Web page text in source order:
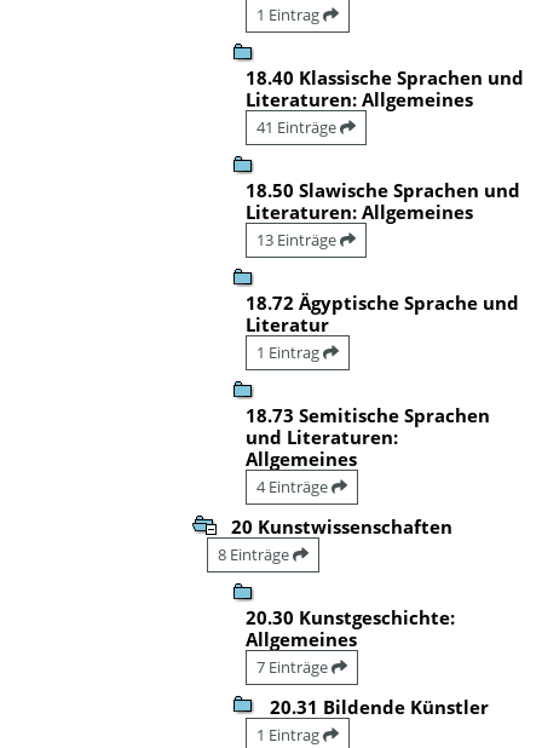
1 Eintrag
18.40 Klassische Sprachen und
Literaturen: Allgemeines
41 Einträge
18.50 Slawische Sprachen und
Literaturen: Allgemeines
13 Einträge
18.72 Ägyptische Sprache und
Literatur
1 Eintrag
18.73 Semitische Sprachen
und Literaturen:
Allgemeines
4 Einträge
20 Kunstwissenschaften
8 Einträge
20.30 Kunstgeschichte:
Allgemeines
7 Einträge
20.31 Bildende Künstler
1 Eintrag